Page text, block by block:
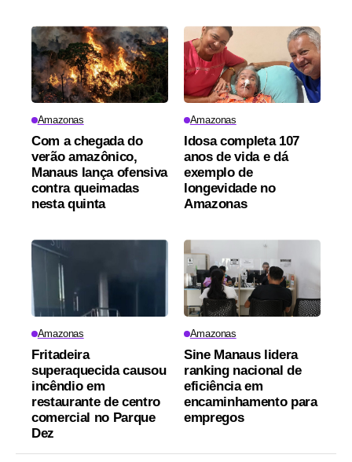
Amazonas
Com a chegada do
verão amazônico,
Manaus lança ofensiva
contra queimadas
nesta quinta
Amazonas
Idosa completa 107
anos de vida e dá
exemplo de
longevidade no
Amazonas
Amazonas
Fritadeira
superaquecida causou
incêndio em
restaurante de centro
comercial no Parque
Dez
Amazonas
Sine Manaus lidera
ranking nacional de
eficiência em
encaminhamento para
empregos